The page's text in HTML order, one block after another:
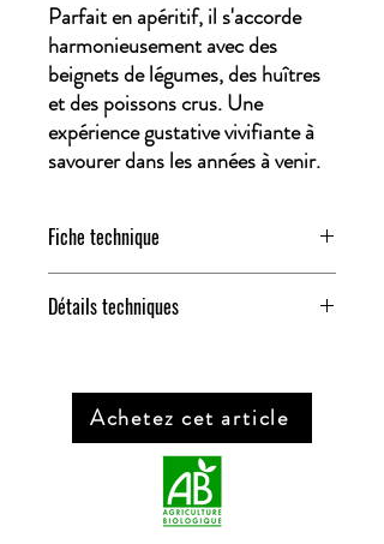
Parfait en apéritif, il s'accorde
harmonieusement avec des
beignets de légumes, des huîtres
et des poissons crus. Une
expérience gustative vivifiante à
savourer dans les années à venir.
Fiche technique
Détails techniques
Couleur : Blanc
Millésime : 2022
Cépages : Chardonnay (100%)
Contenance : 75 cl
Allergènes : Aucun allergène identifié
Achetez cet article